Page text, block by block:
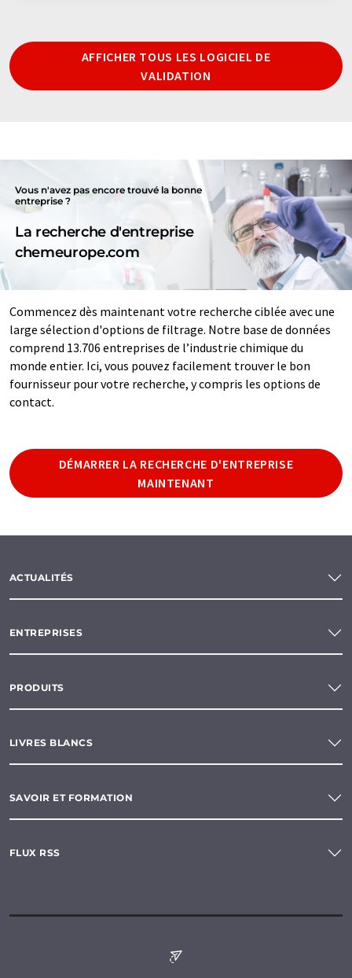
AFFICHER TOUS LES LOGICIEL DE
VALIDATION
Vous n'avez pas encore trouvé la bonne
entreprise ?
La recherche d'entreprise
chemeurope.com
Commencez dès maintenant votre recherche ciblée avec une
large sélection d'options de filtrage. Notre base de données
comprend 13.706 entreprises de l’industrie chimique du
monde entier. Ici, vous pouvez facilement trouver le bon
fournisseur pour votre recherche, y compris les options de
contact.
DÉMARRER LA RECHERCHE D'ENTREPRISE
MAINTENANT
ACTUALITÉS
ENTREPRISES
PRODUITS
LIVRES BLANCS
SAVOIR ET FORMATION
FLUX RSS